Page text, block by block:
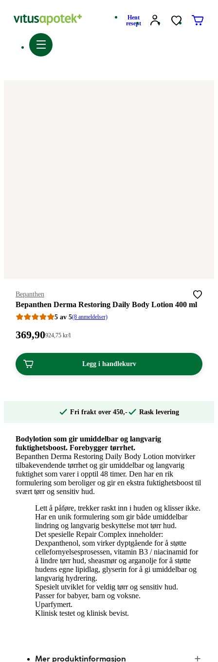
Hent
resept
Merke:
Bepanthen
Bepanthen Derma Restoring Daily Body Lotion 400 ml
5 av 5(8 anmeldelser)
Pris:
kroner.
369,90Stykkpris:
kroner.
924 ,75 kr/l
Legg i handlekurv
Fri frakt over 450,- Rask levering
Bodylotion som gir umiddelbar og langvarig
fuktighetsboost. Forebygger tørrhet.
Bepanthen Derma Restoring Daily Body Lotion motvirker
tilbakevendende tørrhet og gir umiddelbar og langvarig
fuktighet som varer i opptil 48 timer. Den har en rik
formulering som beroliger og gir en ekstra fuktighetsboost til
svært tørr og sensitiv hud.
Lett å påføre, trekker raskt inn i huden og klisser ikke.
Har en unik formulering som gir både umiddelbar
lindring og langvarig beskyttelse mot tørr hud.
Det spesielle Repair Complex inneholder:
Dexpanthenol, som virker dyptgående for å støtte
cellefornyelsesprosessen, vitamin B3 / niacinamid for
å lindre tørr hud, sheasmør og arganolje for å støtte
hudens egne lipidlag, glyserin for å gi umiddelbar og
langvarig hydrering.
Spesielt utviklet for veldig tørr og sensitiv hud.
Passer for babyer, barn og voksne.
Uparfymert.
Klinisk testet og klinisk bevist.
Mer produktinformasjon